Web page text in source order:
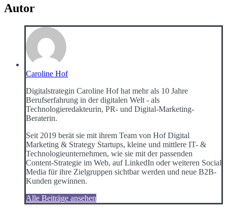
Autor
Caroline Hof
Digitalstrategin Caroline Hof hat mehr als 10 Jahre
Berufserfahrung in der digitalen Welt - als
Technologieredakteurin, PR- und Digital-Marketing-
Beraterin.
Seit 2019 berät sie mit ihrem Team von Hof Digital
Marketing & Strategy Startups, kleine und mittlere IT- &
Technologieunternehmen, wie sie mit der passenden
Content-Strategie im Web, auf LinkedIn oder weiteren Social
Media für ihre Zielgruppen sichtbar werden und neue B2B-
Kunden gewinnen.
Alle Beiträge ansehen